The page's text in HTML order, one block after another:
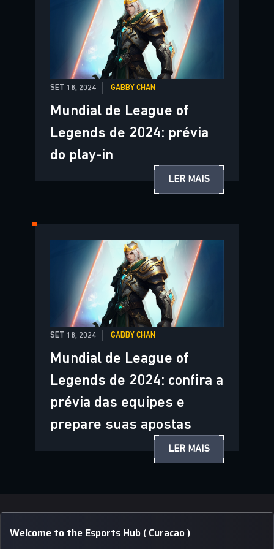
SET 18, 2024 GABBY CHAN
Mundial de League of
Legends de 2024: prévia
do play-in
LER MAIS
SET 18, 2024 GABBY CHAN
Mundial de League of
Legends de 2024: confira a
prévia das equipes e
prepare suas apostas
LER MAIS
Welcome to the Esports Hub ( Curacao )